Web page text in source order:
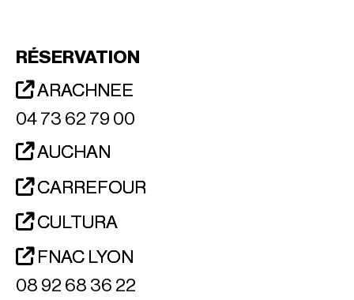
RÉSERVATION
ARACHNEE
04 73 62 79 00
AUCHAN
CARREFOUR
CULTURA
FNAC LYON
08 92 68 36 22